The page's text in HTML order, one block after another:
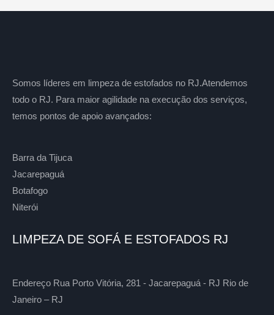
Somos líderes em limpeza de estofados no RJ.Atendemos
todo o RJ. Para maior agilidade na execução dos serviços,
temos pontos de apoio avançados:
Barra da Tijuca
Jacarepaguá
Botafogo
Niterói
LIMPEZA DE SOFÁ E ESTOFADOS RJ
Endereço Rua Porto Vitória, 281 - Jacarepaguá - RJ Rio de
Janeiro – RJ